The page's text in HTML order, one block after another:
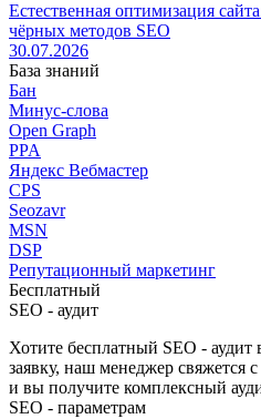
Естественная оптимизация
чёрных методов SEO
30.07.2026
База знаний
Бан
Минус-слова
Open Graph
PPA
Яндекс Вебмастер
CPS
Seozavr
MSN
DSP
Репутационный маркетинг
Бесплатный
SEO - аудит
Хотите бесплатный SEO - аудит
заявку, наш менеджер свяжется
и вы получите комплексный
SEO - параметрам